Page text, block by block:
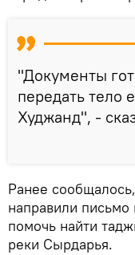
"Документы
передать тело
Худжанд", -
Ранее
направили письмо
помочь найти
реки Сырдарья.